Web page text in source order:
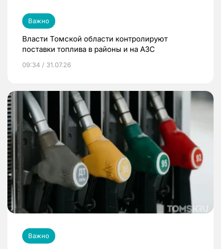
Важно
Власти Томской области контролируют
поставки топлива в районы и на АЗС
09:34 / 31.07.26
Важно